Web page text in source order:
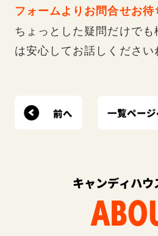
フォームよりお問合せお
ちょっとした疑問だけで
は安心してお話しください
前へ 一覧ページ
キャンディハウ